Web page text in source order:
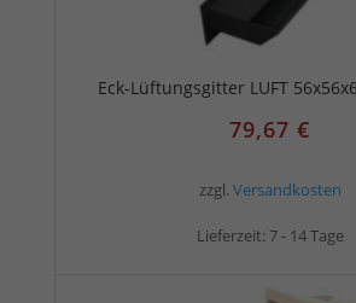
Eck-Lüftungsgitter LUFT
79,67€
zzgl. Versandkosten
Lieferzeit: 7 - 14 Tage